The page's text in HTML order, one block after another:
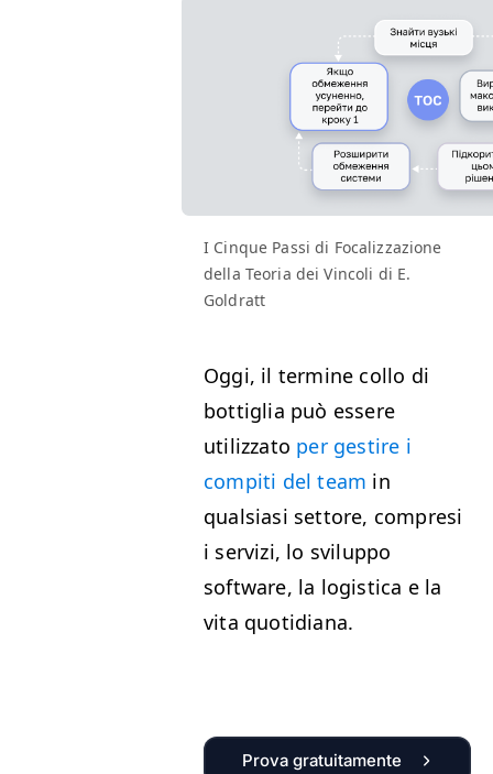
I Cinque Passi di Focalizzazione
della Teoria dei Vincoli di E.
Goldratt
Oggi, il termine collo di
bottiglia può essere
utilizzato per gestire i
compiti del team in
qualsiasi settore, compresi
i servizi, lo sviluppo
software, la logistica e la
vita quotidiana.
Prova gratuitamente